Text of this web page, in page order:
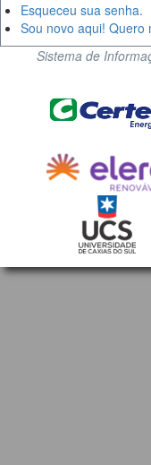
Esqueceu sua senha.
Sou novo aqui! Quero
Sistema de